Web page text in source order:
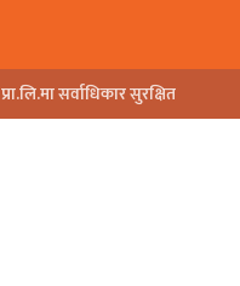
प्रा.लि.मा सर्वाधिकार सुरक्षित